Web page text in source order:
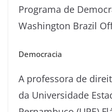
Programa de
Washington Brazil
Democracia
A professora de
da Universidade